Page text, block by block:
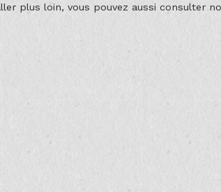
plus loin, vous pouvez aussi consulter